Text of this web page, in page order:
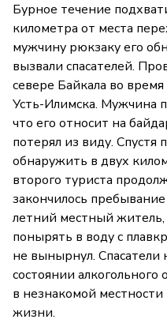
Бурное течение
километра от места
мужчину рюкзаку его
вызвали спасателей.
севере Байкала во
Усть-Илимска. Мужчина
что его относит на
потерял из виду. Спустя
обнаружить в двух
второго туриста
закончилось
летний местный
понырять в воду с
не вынырнул. Спасатели
состоянии
в незнакомой
жизни.